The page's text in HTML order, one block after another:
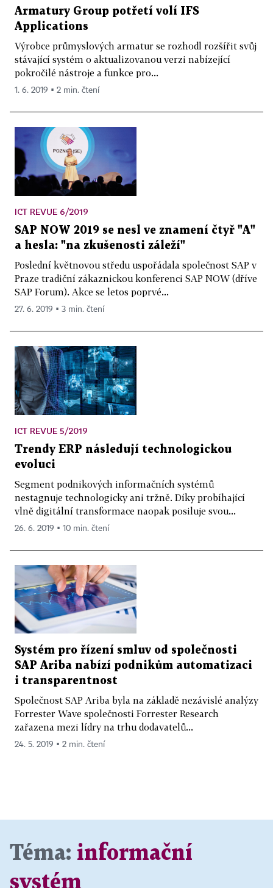
Armatury Group potřetí volí IFS
Applications
Výrobce průmyslových armatur se rozhodl rozšířit svůj
stávající systém o aktualizovanou verzi nabízející
pokročilé nástroje a funkce pro...
1. 6. 2019 ▪ 2 min. čtení
ICT REVUE 6/2019
SAP NOW 2019 se nesl ve znamení čtyř "A"
a hesla: "na zkušenosti záleží"
Poslední květnovou středu uspořádala společnost SAP v
Praze tradiční zákaznickou konferenci SAP NOW (dříve
SAP Forum). Akce se letos poprvé...
27. 6. 2019 ▪ 3 min. čtení
ICT REVUE 5/2019
Trendy ERP následují technologickou
evoluci
Segment podnikových informačních systémů
nestagnuje technologicky ani tržně. Díky probíhající
vlně digitální transformace naopak posiluje svou...
26. 6. 2019 ▪ 10 min. čtení
Systém pro řízení smluv od společnosti
SAP Ariba nabízí podnikům automatizaci
i transparentnost
Společnost SAP Ariba byla na základě nezávislé analýzy
Forrester Wave společnosti Forrester Research
zařazena mezi lídry na trhu dodavatelů...
24. 5. 2019 ▪ 2 min. čtení
Téma: informační
systém